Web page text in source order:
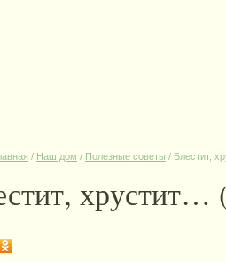
/ Наш дом / Полезные советы / Блестит,
хрустит…